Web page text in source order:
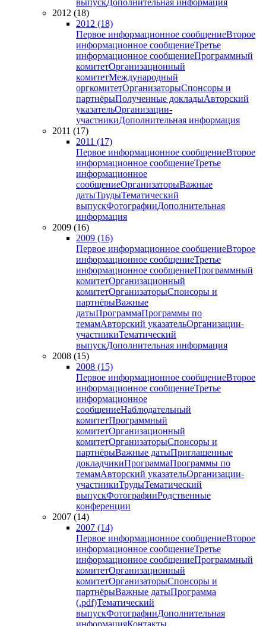
выпускДополнительная информация
2012 (18)
2012 (18)
Первое информационное сообщениеВторое
информационное сообщениеТретье
информационное сообщениеПрограммный
комитетОрганизационный
комитетМеждународный
оргкомитетОрганизаторыСпонсоры и
партнёрыПолученные докладыАвторский
указательОрганизации-
участникиДополнительная информация
2011 (17)
2011 (17)
Первое информационное сообщениеВторое
информационное сообщениеТретье
информационное
сообщениеОрганизаторыВажные
датыТрудыТематический
выпускФотографииДополнительная
информация
2009 (16)
2009 (16)
Первое информационное сообщениеВторое
информационное сообщениеТретье
информационное сообщениеПрограммный
комитетОрганизационный
комитетОрганизаторыСпонсоры и
партнёрыВажные
датыПрограммаПрограммы по
темамАвторский указательОрганизации-
участникиТематический
выпускДополнительная информация
2008 (15)
2008 (15)
Первое информационное сообщениеВторое
информационное сообщениеТретье
информационное
сообщениеНаблюдательный
комитетПрограммный
комитетОрганизационный
комитетОрганизаторыСпонсоры и
партнёрыВажные датыПриглашенные
докладчикиПрограммаПрограммы по
темамАвторский указательОрганизации-
участникиТрудыТематический
выпускФотографииРодственные
конференции
2007 (14)
2007 (14)
Первое информационное сообщениеВторое
информационное сообщениеТретье
информационное сообщениеПрограммный
комитетОрганизационный
комитетОрганизаторыСпонсоры и
партнёрыВажные датыПрограмма
(.pdf)Тематический
выпускФотографииДополнительная
информацияКонтакты